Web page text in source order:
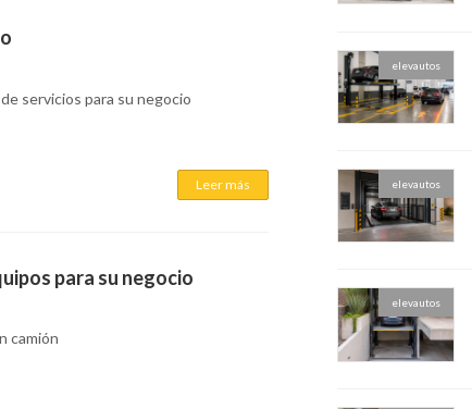
servicios para su negocio
Leer más
para su negocio
camión
elevautos
elevautos
elevautos